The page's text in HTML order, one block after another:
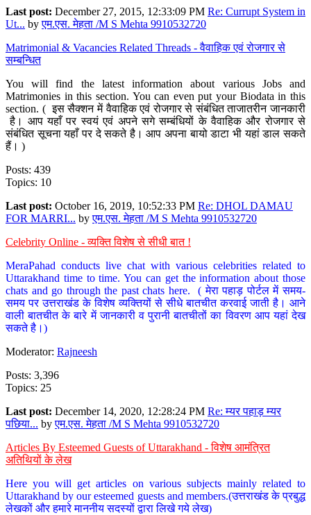
Last post: December 27, 2015, 12:33:09 PM Re: Currupt System in
Ut... byएम.एस. मेहता /M S Mehta 9910532720
Matrimonial & Vacancies Related Threads - वैवाहिक एवं रोजगार से
सम्बन्धित
You will find the latest information about various Jobs and
Matrimonies in this section. You can even put your Biodata in this
section. ( इस सैक्शन में वैवाहिक एवं रोजगार से संबंधित ताजातरीन जानकारी
है। आप यहाँ पर स्वयं एवं अपने सगे सम्बंधियों के वैवाहिक और रोजगार से
संबंधित सूचना यहाँ पर दे सकते है। आप अपना बायो डाटा भी यहां डाल सकते
हैं। )
Posts: 439
Topics: 10
Last post: October 16, 2019, 10:52:33 PM Re: DHOL DAMAU
FOR MARRI... byएम.एस. मेहता /M S Mehta 9910532720
Celebrity Online - व्यक्ति विशेष से सीधी बात !
MeraPahad conducts live chat with various celebrities related to
Uttarakhand time to time. You can get the information about those
chats and go through the past chats here. ( मेरा पहाड़ पोर्टल में समय-
समय पर उत्तराखंड के विशेष व्यक्तियों से सीधे बातचीत करवाई जाती है। आने
वाली बातचीत के बारे में जानकारी व पुरानी बातचीतों का विवरण आप यहां देख
सकते है।)
Moderator: Rajneesh
Posts: 3,396
Topics: 25
Last post: December 14, 2020, 12:28:24 PM Re: म्यर पहाड़ म्यर
पछिया... byएम.एस. मेहता /M S Mehta 9910532720
Articles By Esteemed Guests of Uttarakhand - विशेष आमंत्रित
अतिथियों के लेख
Here you will get articles on various subjects mainly related to
Uttarakhand by our esteemed guests and members.(उत्तराखंड के प्रबुद्ध
लेखकों और हमारे माननीय सदस्यों द्वारा लिखे गये लेख)